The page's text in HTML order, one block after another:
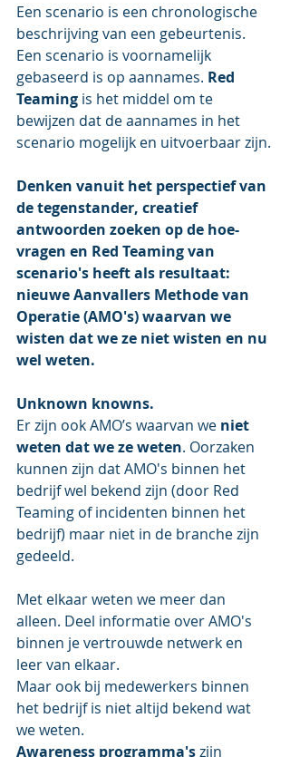
Een scenario is een chronologische
beschrijving van een gebeurtenis.
Een scenario is voornamelijk
gebaseerd is op aannames. Red
Teaming is het middel om te
bewijzen dat de aannames in het
scenario mogelijk en uitvoerbaar zijn.
Denken vanuit het perspectief van
de tegenstander, creatief
antwoorden zoeken op de hoe-
vragen en Red Teaming van
scenario's heeft als resultaat:
nieuwe Aanvallers Methode van
Operatie (AMO's) waarvan we
wisten dat we ze niet wisten en nu
wel weten.
Unknown knowns.
Er zijn ook AMO’s waarvan we niet
weten dat we ze weten. Oorzaken
kunnen zijn dat AMO's binnen het
bedrijf wel bekend zijn (door Red
Teaming of incidenten binnen het
bedrijf) maar niet in de branche zijn
gedeeld.
Met elkaar weten we meer dan
alleen. Deel informatie over AMO's
binnen je vertrouwde netwerk en
leer van elkaar.
Maar ook bij medewerkers binnen
het bedrijf is niet altijd bekend wat
we weten.
Awareness programma's zijn